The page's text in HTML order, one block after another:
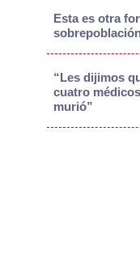
Esta es otra
“Les dijimos
cuatro
murió”